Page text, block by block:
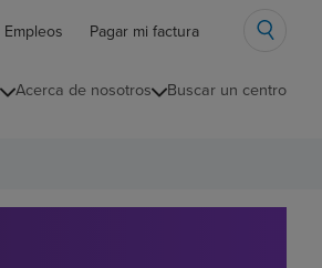
Empleos Pagar mi factura
Acerca de nosotros Buscar un centro